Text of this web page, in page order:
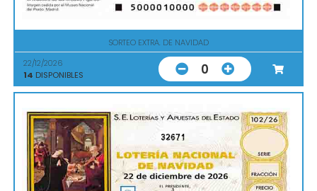
SORTEO EXTRA. DE NAVIDAD
22/12/2026
14 DISPONIBLES 0
32671